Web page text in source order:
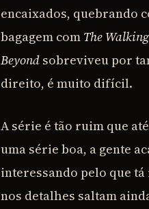
encaixados, quebrando
bagagem com The
Beyond sobreviveu por
direito, é muito difícil.
A série é tão ruim que
uma série boa, a gente
interessando pelo que
nos detalhes saltam